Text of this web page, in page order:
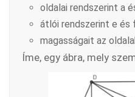
oldalai rendszerint a
átlói rendszerint e
magasságait az
Íme, egy ábra, mely